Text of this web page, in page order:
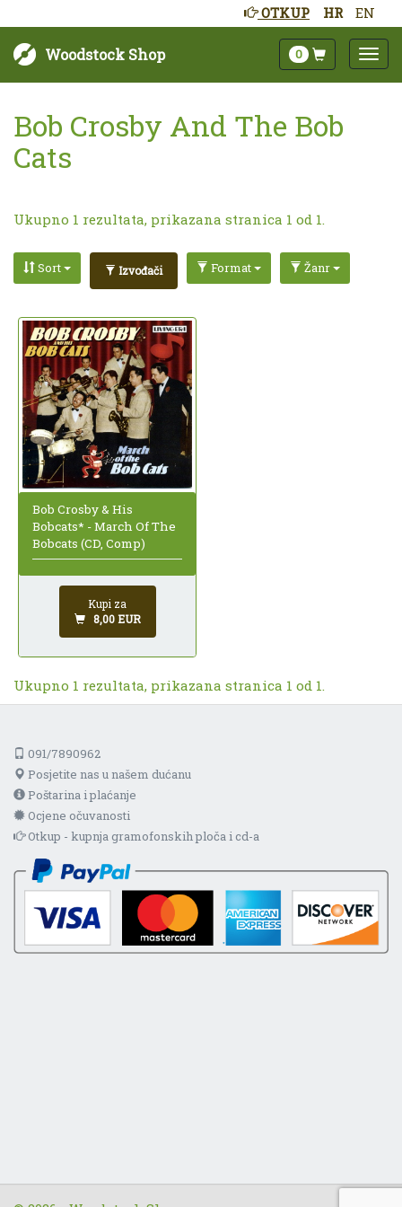
HR EN
OTKUP
Woodstock Shop 0
Bob Crosby And The Bob
Cats
Ukupno 1 rezultata, prikazana stranica 1 od 1.
Sort Izvođači Format Žanr
Bob Crosby & His
Bobcats* - March Of The
Bobcats (CD, Comp)
Kupi za
8,00 EUR
Ukupno 1 rezultata, prikazana stranica 1 od 1.
091/7890962
Posjetite nas u našem dućanu
Poštarina i plaćanje
Ocjene očuvanosti
Otkup - kupnja gramofonskih ploča i cd-a